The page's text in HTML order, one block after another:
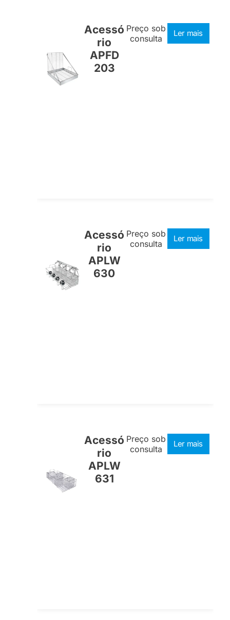
Acessó
rio
APFD
203
Preço sob
consulta
Ler mais
Acessó
rio
APLW
630
Preço sob
consulta
Ler mais
Acessó
rio
APLW
631
Preço sob
consulta
Ler mais